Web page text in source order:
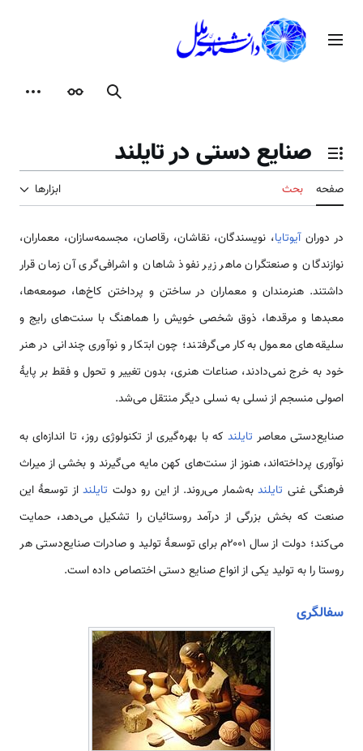
محتوامنوی اصلی
جستجوظاهر
تغییر وضعیت فهرست محتویات
صنایع دستی در تایلند
صفحه بحث ابزارها
در دورانآیوتایا، نویسندگان، نقاشان، رقاصان، مجسمه‌سازان، معماران،
نوازندگان و صنعتگران ماهر زیر نفوذ شاهان و اشرافی‌گری آن زمان قرار
داشتند. هنرمندان و معماران در ساختن و پرداختن کاخ‌ها، صومعه‌ها،
معبدها و مرقدها، ذوق شخصی خویش را هماهنگ با سنت‌های رایج و
سلیقه‌های معمول به‌کار می‌گرفتند؛ چون ابتکار و نوآوری چندانی در هنر
خود به خرج نمی‌دادند، صناعات هنری، بدون تغییر و تحول و فقط بر پایهٔ
اصولی منسجم از نسلی به نسلی دیگر منتقل می‌شد.
صنایع‌دستی معاصر تایلندکه با بهره‌گیری از تکنولوژی روز، تا اندازه‌ای به
نوآوری پرداخته‌اند، هنوز از سنت‌های کهن مایه می‌گیرند و بخشی از میراث
فرهنگی غنی تایلندبه‌شمار می‌روند. از این رو دولت تایلنداز توسعهٔ این
صنعت که بخش بزرگی از درآمد روستائیان را تشکیل می‌دهد، حمایت
می‌کند؛ دولت از سال ۲۰۰۱م برای توسعهٔ تولید و صادرات صنایع‌دستی هر
روستا را به تولید یکی از انواع صنایع دستی اختصاص داده است.
سفالگری